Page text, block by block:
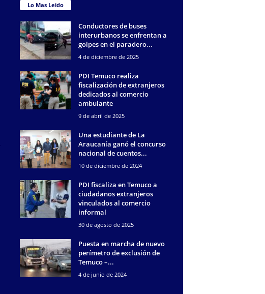
Lo Mas Leido
Conductores de buses
interurbanos se enfrentan a
golpes en el paradero...
4 de diciembre de 2025
PDI Temuco realiza
fiscalización de extranjeros
dedicados al comercio
ambulante
9 de abril de 2025
Una estudiante de La
Araucanía ganó el concurso
nacional de cuentos...
10 de diciembre de 2024
PDI fiscaliza en Temuco a
ciudadanos extranjeros
vinculados al comercio
informal
30 de agosto de 2025
Puesta en marcha de nuevo
perímetro de exclusión de
Temuco –...
4 de junio de 2024